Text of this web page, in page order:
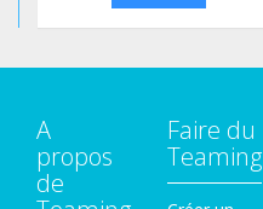
A
propos
de
Faire du
Teaming